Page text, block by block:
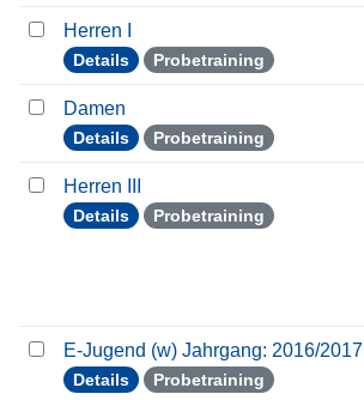
Herren I
Details Probetraining
Damen
Details Probetraining
Herren III
Details Probetraining
E-Jugend (w) Jahrgang: 2016/2017
Details Probetraining